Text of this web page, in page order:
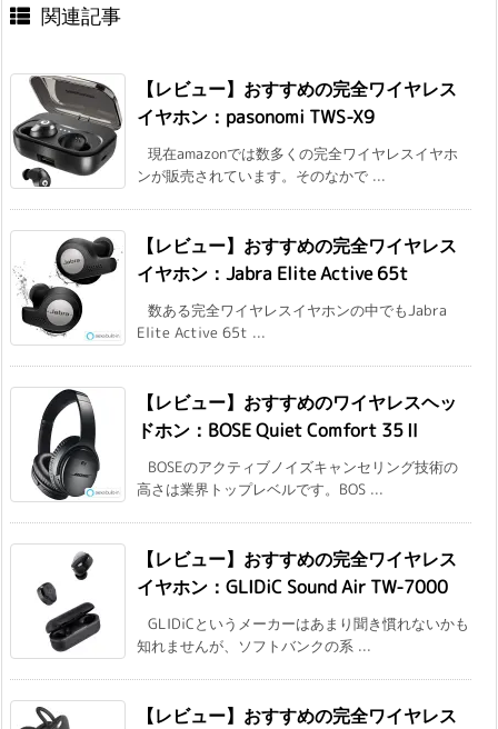
関連記事
【レビュー】おすすめの完全ワイヤレス
イヤホン：pasonomi TWS-X9
現在amazonでは数多くの完全ワイヤレスイヤホ
ンが販売されています。そのなかで ...
【レビュー】おすすめの完全ワイヤレス
イヤホン：Jabra Elite Active 65t
数ある完全ワイヤレスイヤホンの中でもJabra
Elite Active 65t ...
【レビュー】おすすめのワイヤレスヘッ
ドホン：BOSE Quiet Comfort 35Ⅱ
BOSEのアクティブノイズキャンセリング技術の
高さは業界トップレベルです。BOS ...
【レビュー】おすすめの完全ワイヤレス
イヤホン：GLIDiC Sound Air TW-7000
GLIDiCというメーカーはあまり聞き慣れないかも
知れませんが、ソフトバンクの系 ...
【レビュー】おすすめの完全ワイヤレス